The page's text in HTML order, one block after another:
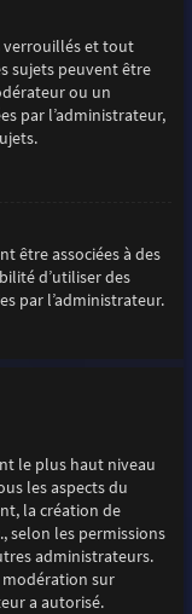
verrouillés et tout
sujets peuvent être
ou un
par l’administrateur,
être associées à des
d’utiliser des
par l’administrateur.
le plus haut niveau
les aspects du
la création de
selon les permissions
administrateurs.
modération sur
a autorisé.